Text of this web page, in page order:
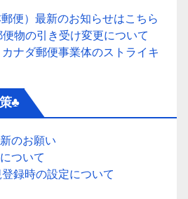
便）最新のお知らせはこちら
物の引き受け変更について
ナダ郵便事業体のストライキ
♣
のお願い
ついて
録時の設定について